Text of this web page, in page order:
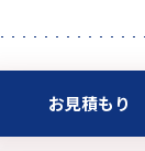
お見積もり